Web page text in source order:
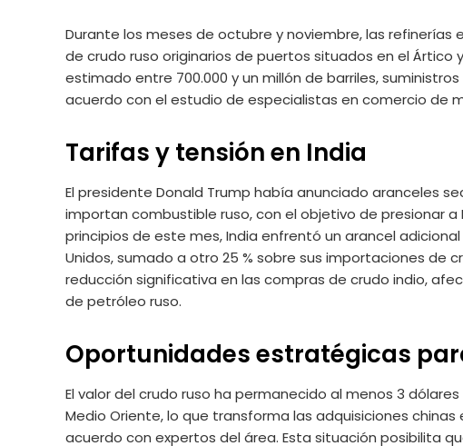
Durante los meses de octubre y noviembre, las refinerías
de crudo ruso originarios de puertos situados en el Ártico
estimado entre 700.000 y un millón de barriles,
acuerdo con el estudio de especialistas en comercio de
Tarifas y tensión en India
El presidente Donald Trump había anunciado aranceles
importan combustible ruso, con el objetivo de presionar a
principios de este mes, India enfrentó un arancel
Unidos, sumado a otro 25 % sobre sus importaciones de
reducción significativa en las compras de crudo indio,
de petróleo ruso.
Oportunidades estratégicas
El valor del crudo ruso ha permanecido al menos 3
Medio Oriente, lo que transforma las adquisiciones
acuerdo con expertos del área. Esta situación posibilita